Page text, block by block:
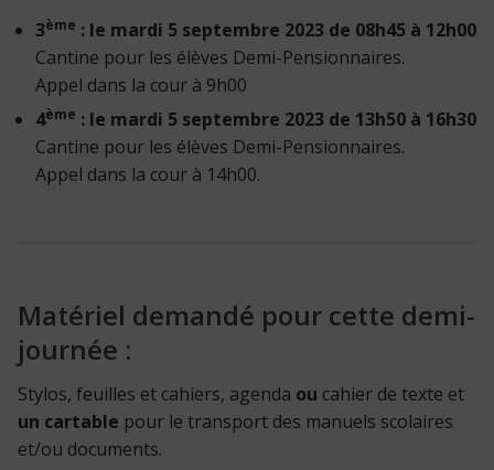
3ème : le mardi 5 septembre 2023 de 08h45 à 12h00
Cantine pour les élèves Demi-Pensionnaires.
Appel dans la cour à 9h00
4ème : le mardi 5 septembre 2023 de 13h50 à 16h30
Cantine pour les élèves Demi-Pensionnaires.
Appel dans la cour à 14h00.
Matériel demandé pour cette demi-
journée :
Stylos, feuilles et cahiers, agenda ou cahier de texte et
un cartable pour le transport des manuels scolaires
et/ou documents.